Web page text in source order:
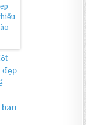
đẹp